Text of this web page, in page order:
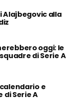
Alajbegovic alla
oggi: le
di Serie A
e
di Serie A